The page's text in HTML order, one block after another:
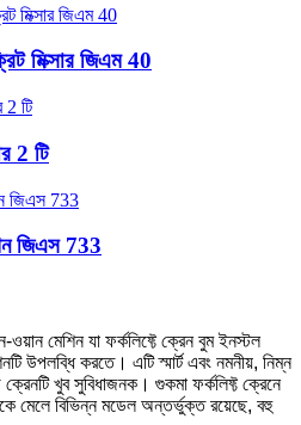
মিক্সার জিএম 40
2 টি
জিএস 733
মেশিন যা ফর্কলিফ্টে ক্রেন বুম ইনস্টল
উপলব্ধি করতে। এটি স্মার্ট এবং নমনীয়, নিম্ন
খুব সুবিধাজনক। গুকমা ফর্কলিফ্ট ক্রেনে
মেলে বিভিন্ন মডেল অন্তর্ভুক্ত রয়েছে, বহু